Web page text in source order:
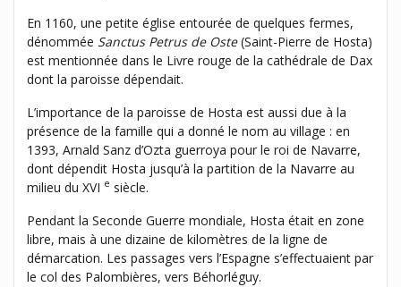
En 1160, une petite église entourée de quelques fermes,
dénommée Sanctus Petrus de Oste(Saint-Pierre de Hosta)
est mentionnée dans le Livre rouge de la cathédrale de Dax
dont la paroisse dépendait.
L’importance de la paroisse de Hosta est aussi due à la
présence de la famille qui a donné le nom au village : en
1393, Arnald Sanz d’Ozta guerroya pour le roi de Navarre,
dont dépendit Hosta jusqu’à la partition de la Navarre au
milieu du XVI e siècle.
Pendant la Seconde Guerre mondiale, Hosta était en zone
libre, mais à une dizaine de kilomètres de la ligne de
démarcation. Les passages vers l’Espagne s’effectuaient par
le col des Palombières, vers Béhorléguy.